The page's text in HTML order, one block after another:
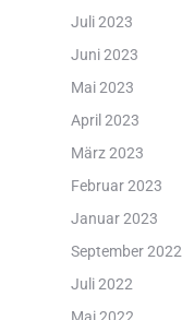
Juli 2023
Juni 2023
Mai 2023
April 2023
März 2023
Februar 2023
Januar 2023
September 2022
Juli 2022